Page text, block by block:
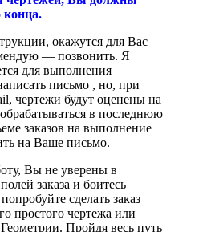
конца.
окажутся для Вас
— позвонить. Я
для выполнения
письмо , но, при
чертежи будут оценены на
в последнюю
заказов на выполнение
на Ваше письмо.
Вы не уверены в
заказа и боитесь
сделать заказ
простого чертежа или
Пройдя весь путь